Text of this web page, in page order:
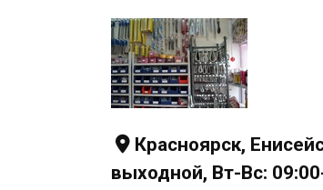
Красноярск,
выходной, Вт-Вс: